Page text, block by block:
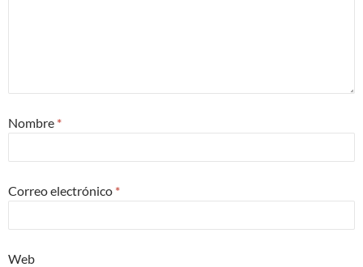
Nombre *
Correo electrónico *
Web